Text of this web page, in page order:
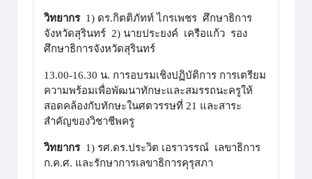
วิทยากร 1) ดร.กิตติภัทท์ ไกรเพชร ศึกษาธิการ
จังหวัดสุรินทร์ 2) นายประยงค์ เครือแก้ว รอง
ศึกษาธิการจังหวัดสุรินทร์
13.00-16.30 น. การอบรมเชิงปฏิบัติการ การเตรียม
ความพร้อมเพื่อพัฒนาทักษะและสมรรถนะครูให้
สอดคล้องกับทักษะในศตวรรษที่ 21 และสาระ
สำคัญของวิชาชีพครู
วิทยากร 1) รศ.ดร.ประวิต เอราวรรณ์ เลขาธิการ
ก.ค.ศ. และรักษาการเลขาธิการคุรุสภา